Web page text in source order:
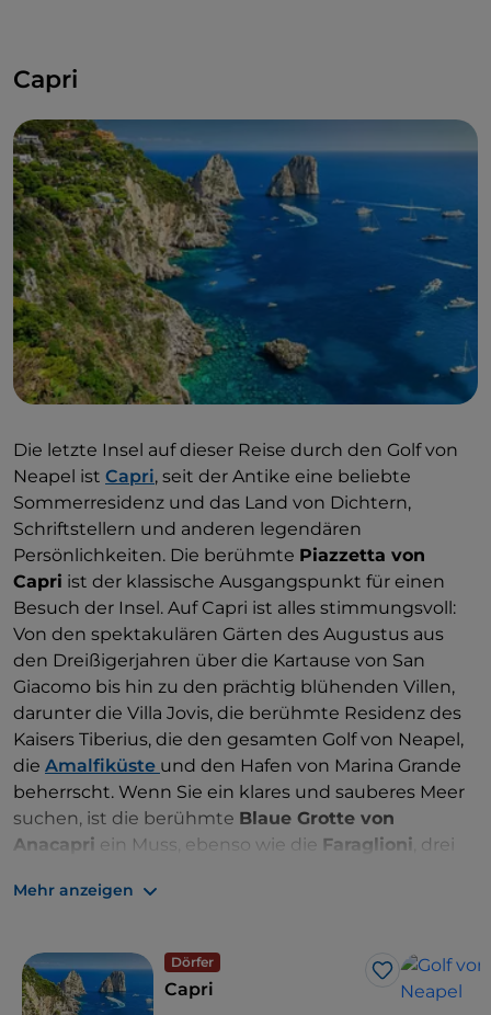
Capri
Die letzte Insel auf dieser Reise durch den Golf von
Neapel ist Capri, seit der Antike eine beliebte
Sommerresidenz und das Land von Dichtern,
Schriftstellern und anderen legendären
Persönlichkeiten. Die berühmte Piazzetta von
Capri ist der klassische Ausgangspunkt für einen
Besuch der Insel. Auf Capri ist alles stimmungsvoll:
Von den spektakulären Gärten des Augustus aus
den Dreißigerjahren über die Kartause von San
Giacomo bis hin zu den prächtig blühenden Villen,
darunter die Villa Jovis, die berühmte Residenz des
Kaisers Tiberius, die den gesamten Golf von Neapel,
die Amalfiküste und den Hafen von Marina Grande
beherrscht. Wenn Sie ein klares und sauberes Meer
suchen, ist die berühmte Blaue Grotte von
Anacapri ein Muss, ebenso wie die Faraglioni , drei
der Küste entgangen sind und einen spektakulären
Sonnenuntergang laden die drei Inseln zu
romantischen Spaziergängen und Abendessen in
typischen Restaurants mit köstlichen lokalen
Mehr anzeigen
Dörfer
Like
Capri